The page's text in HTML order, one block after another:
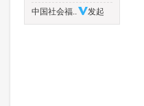
中国社会福..
发起